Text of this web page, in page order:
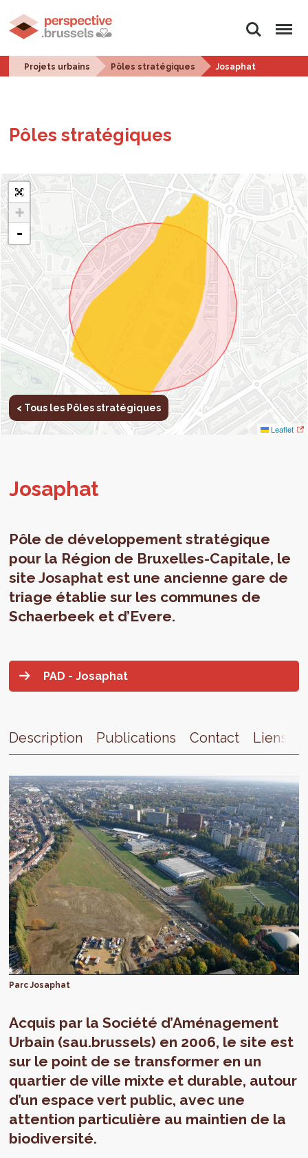
Rechercher
Menu
Projets urbains Pôles stratégiques Josaphat
Pôles stra­té­giques
+
-
Leaflet
< Tous les Pôles stratégiques
Josa­phat
Pôle de développement stratégique
pour la Région de Bruxelles-Capitale, le
site Josaphat est une ancienne gare de
triage établie sur les communes de
Schaerbeek et d’Evere.
PAD - Josaphat
Description Publications Contact Liens
Parc Josaphat
Acquis par la Société d’Aménagement
Urbain (sau.brussels) en 2006, le site est
sur le point de se transformer en un
quartier de ville mixte et durable, autour
d’un espace vert public, avec une
attention particulière au maintien de la
biodiversité.